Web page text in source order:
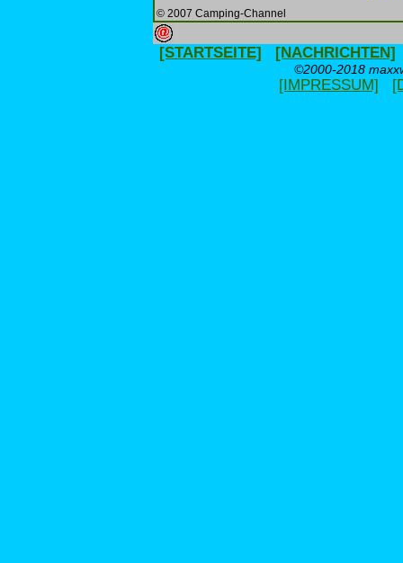
© 2007 Camping-Channel
[STARTSEITE] [NACHRICHTEN]
©2000-2018
[IMPRESSUM]